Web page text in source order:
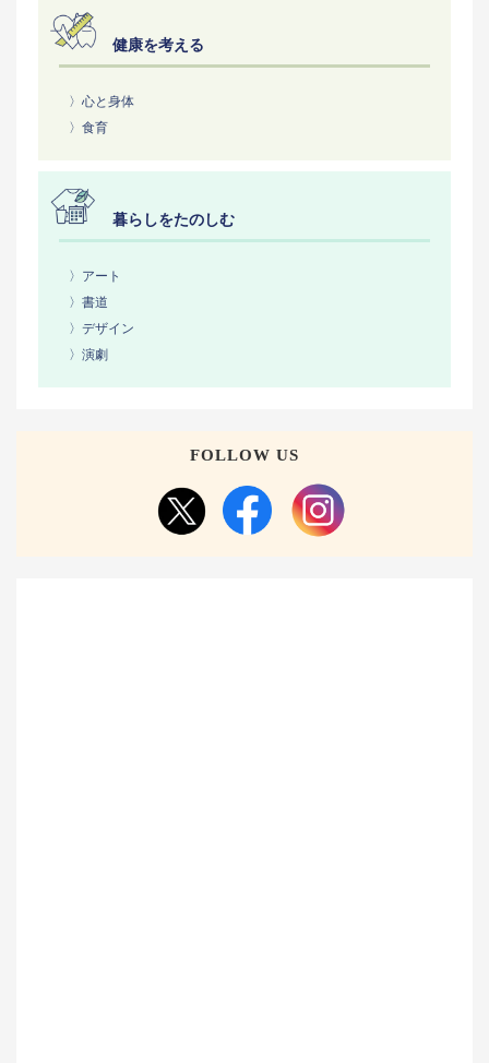
健康を考える
〉心と身体
〉食育
暮らしをたのしむ
〉アート
〉書道
〉デザイン
〉演劇
FOLLOW US